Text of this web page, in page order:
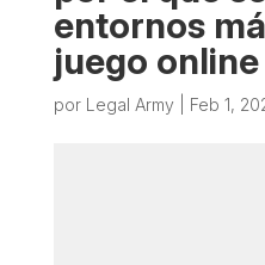
entornos
juego online
por Legal Army Feb 1,